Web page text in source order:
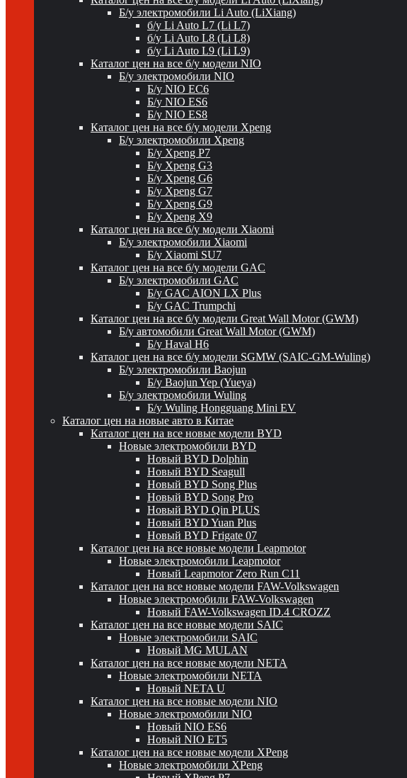
Б/у электромобили Li Auto (LiXiang)
б/у Li Auto L7 (Li L7)
б/у Li Auto L8 (Li L8)
б/у Li Auto L9 (Li L9)
Каталог цен на все б/у модели NIO
Б/у электромобили NIO
Б/у NIO EC6
Б/у NIO ES6
Б/у NIO ES8
Каталог цен на все б/у модели Xpeng
Б/у электромобили Xpeng
Б/у Xpeng P7
Б/у Xpeng G3
Б/у Xpeng G6
Б/у Xpeng G7
Б/у Xpeng G9
Б/у Xpeng X9
Каталог цен на все б/у модели Xiaomi
Б/у электромобили Xiaomi
Б/у Xiaomi SU7
Каталог цен на все б/у модели GAC
Б/у электромобили GAC
Б/у GAC AION LX Plus
Б/у GAC Trumpchi
Каталог цен на все б/у модели Great Wall Motor (GWM)
Б/у автомобили Great Wall Motor (GWM)
Б/у Haval H6
Каталог цен на все б/у модели SGMW (SAIC-GM-Wuling)
Б/у электромобили Baojun
Б/у Baojun Yep (Yueya)
Б/у электромобили Wuling
Б/у Wuling Hongguang Mini EV
Каталог цен на новые авто в Китае
Каталог цен на все новые модели BYD
Новые электромобили BYD
Новый BYD Dolphin
Новый BYD Seagull
Новый BYD Song Plus
Новый BYD Song Pro
Новый BYD Qin PLUS
Новый BYD Yuan Plus
Новый BYD Frigate 07
Каталог цен на все новые модели Leapmotor
Новые электромобили Leapmotor
Новый Leapmotor Zero Run C11
Каталог цен на все новые модели FAW-Volkswagen
Новые электромобили FAW-Volkswagen
Новый FAW-Volkswagen ID.4 CROZZ
Каталог цен на все новые модели SAIC
Новые электромобили SAIC
Новый MG MULAN
Каталог цен на все новые модели NETA
Новые электромобили NETA
Новый NETA U
Каталог цен на все новые модели NIO
Новые электромобили NIO
Новый NIO ES6
Новый NIO ET5
Каталог цен на все новые модели XPeng
Новые электромобили XPeng